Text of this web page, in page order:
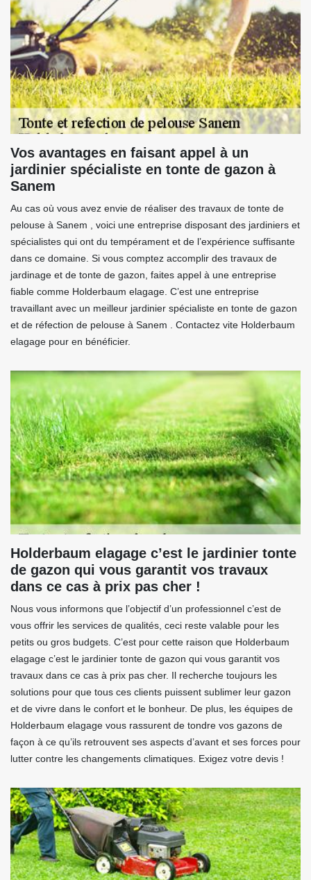
Vos avantages en faisant appel à un
jardinier spécialiste en tonte de gazon à
Sanem
Au cas où vous avez envie de réaliser des travaux de tonte de
pelouse à Sanem , voici une entreprise disposant des jardiniers et
spécialistes qui ont du tempérament et de l’expérience suffisante
dans ce domaine. Si vous comptez accomplir des travaux de
jardinage et de tonte de gazon, faites appel à une entreprise
fiable comme Holderbaum elagage. C’est une entreprise
travaillant avec un meilleur jardinier spécialiste en tonte de gazon
et de réfection de pelouse à Sanem . Contactez vite Holderbaum
elagage pour en bénéficier.
Holderbaum elagage c’est le jardinier tonte
de gazon qui vous garantit vos travaux
dans ce cas à prix pas cher !
Nous vous informons que l’objectif d’un professionnel c’est de
vous offrir les services de qualités, ceci reste valable pour les
petits ou gros budgets. C’est pour cette raison que Holderbaum
elagage c’est le jardinier tonte de gazon qui vous garantit vos
travaux dans ce cas à prix pas cher. Il recherche toujours les
solutions pour que tous ces clients puissent sublimer leur gazon
et de vivre dans le confort et le bonheur. De plus, les équipes de
Holderbaum elagage vous rassurent de tondre vos gazons de
façon à ce qu’ils retrouvent ses aspects d’avant et ses forces pour
lutter contre les changements climatiques. Exigez votre devis !